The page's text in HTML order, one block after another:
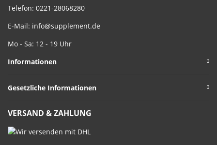
Telefon: 0221-28068280
E-Mail: info@supplement.de
Mo - Sa: 12 - 19 Uhr
Informationen
Gesetzliche Informationen
VERSAND & ZAHLUNG